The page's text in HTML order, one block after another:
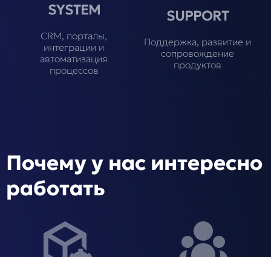
SYSTEM
CRM, порталы,
интеграции и
автоматизация
процессов
SUPPORT
Поддержка, развитие и
сопровождение
продуктов
Почему у нас интересно
работать